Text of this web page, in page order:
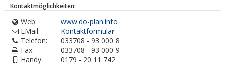
Kontaktmöglichkeiten:
Web:
www.do-plan.info
EMail:
Kontaktformular
Telefon:
033708 - 93 000 8
Fax:
033708 - 93 000 9
Handy:
0179 - 20 11 742